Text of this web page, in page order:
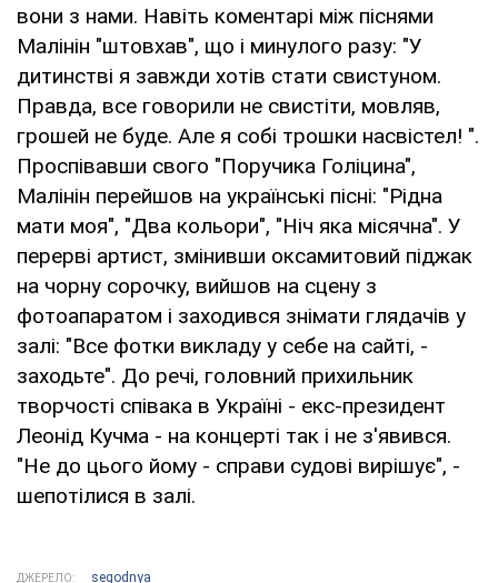
вони з нами. Навіть коментарі між піснями
Малінін "штовхав", що і минулого разу: "У
дитинстві я завжди хотів стати свистуном.
Правда, все говорили не свистіти, мовляв,
грошей не буде. Але я собі трошки насвістел! ".
Проспівавши свого "Поручика Голіцина",
Малінін перейшов на українські пісні: "Рідна
мати моя", "Два кольори", "Ніч яка місячна". У
перерві артист, змінивши оксамитовий піджак
на чорну сорочку, вийшов на сцену з
фотоапаратом і заходився знімати глядачів у
залі: "Все фотки викладу у себе на сайті, -
заходьте". До речі, головний прихильник
творчості співака в Україні - екс-президент
Леонід Кучма - на концерті так і не з'явився.
"Не до цього йому - справи судові вирішує", -
шепотілися в залі.
ДЖЕРЕЛО: segodnya